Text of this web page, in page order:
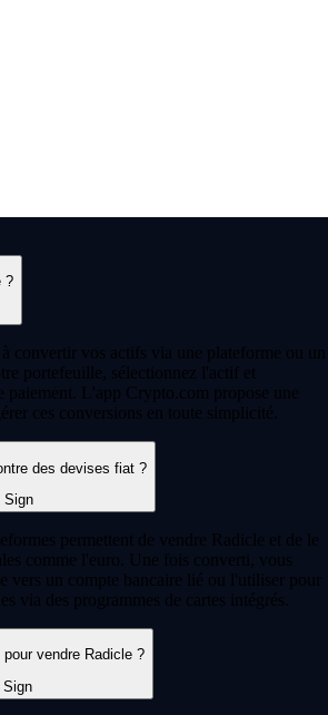
?
convertir vos actifs via une plateforme ou un
portefeuille, sélectionnez l'actif et
paiement. L'app Crypto.com propose une
ces conversions en toute simplicité.
des devises fiat ?
permettent de vendre Radicle et de le
comme l'euro. Une fois converti, vous
vers un compte bancaire lié ou l'utiliser pour
via des programmes de cartes intégrés.
vendre Radicle ?